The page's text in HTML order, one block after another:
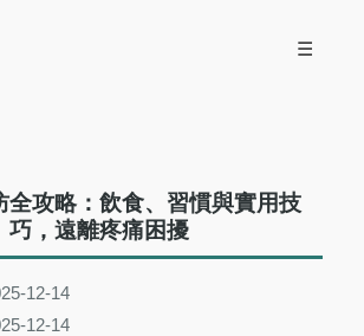
☰
全攻略：飲食、習慣與實用技
巧，遠離疼痛困擾
12-14
12-14